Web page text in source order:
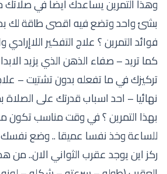
وهذا التمرين يساعدك ايضا في صلاتك
بشئ واحد وتضع فيه اقصى طاقة لك
فوائد التمرين ؟ علاج التفكير اللاإرادي
كما تريد – صفاء الذهن الذي يزيد
تركيزك في ما تفعله بدون تشتيت –
نهائيا – احد اسباب قدرتك على
بهذا التمرين ؟ في وقت مناسب تكون
للساعة وخذ نفسا عميقا .. وضع نفسك
ركز اين يوجد عقرب الثواني الان.. من